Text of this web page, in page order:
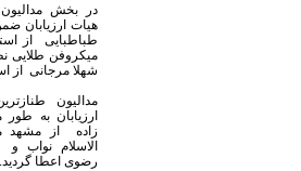
در بخش
هیات ارزیابان
طباطبایی از
میکروفن طلایی
شهلا مرجانی از
مدالیون
ارزیابان به
زاده از
الاسلام نواب
رضوی اعطا گردید.